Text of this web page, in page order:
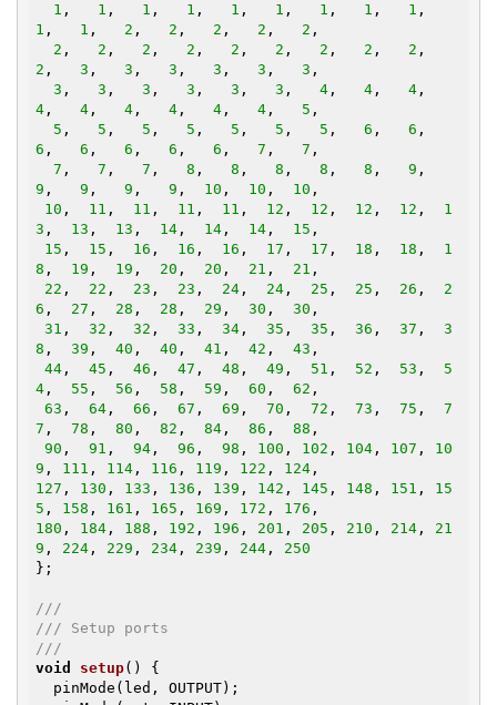
1 , 1 , 1 , 1 , 1 , 1 , 1 , 1 , 1
1 , 1 , 2 , 2 , 2 , 2 , 2 ,
2 , 2 , 2 , 2 , 2 , 2 , 2 , 2 , 2
2 , 3 , 3 , 3 , 3 , 3 , 3 ,
3 , 3 , 3 , 3 , 3 , 3 , 4 , 4 , 4
4 , 4 , 4 , 4 , 4 , 4 , 5 ,
5 , 5 , 5 , 5 , 5 , 5 , 5 , 6 , 6
6 , 6 , 6 , 6 , 6 , 7 , 7 ,
7 , 7 , 7 , 8 , 8 , 8 , 8 , 8 , 9
9 , 9 , 9 , 9 , 10 , 10 , 10 ,
10 , 11 , 11 , 11 , 11 , 12 , 12 , 12 , 12 , 1
3 , 13 , 13 , 14 , 14 , 14 , 15 ,
15 , 15 , 16 , 16 , 16 , 17 , 17 , 18 , 18 , 1
8 , 19 , 19 , 20 , 20 , 21 , 21 ,
22 , 22 , 23 , 23 , 24 , 24 , 25 , 25 , 26 , 2
6 , 27 , 28 , 28 , 29 , 30 , 30 ,
31 , 32 , 32 , 33 , 34 , 35 , 35 , 36 , 37 , 3
8 , 39 , 40 , 40 , 41 , 42 , 43 ,
44 , 45 , 46 , 47 , 48 , 49 , 51 , 52 , 53 , 5
4 , 55 , 56 , 58 , 59 , 60 , 62 ,
63 , 64 , 66 , 67 , 69 , 70 , 72 , 73 , 75 , 7
7 , 78 , 80 , 82 , 84 , 86 , 88 ,
90 , 91 , 94 , 96 , 98 , 100 , 102 , 104 , 107 , 10
9 , 111 , 114 , 116 , 119 , 122 , 124
127 , 130 , 133 , 136 , 139 , 142 , 145 , 148 , 151 , 15
5 , 158 , 161 , 165 , 169 , 172 , 176
180 , 184 , 188 , 192 , 196 , 201 , 205 , 210 , 214 , 21
9 , 224 , 229 , 234 , 239 , 244 , 250
};
///
/// Setup ports
///
void
setup()
{